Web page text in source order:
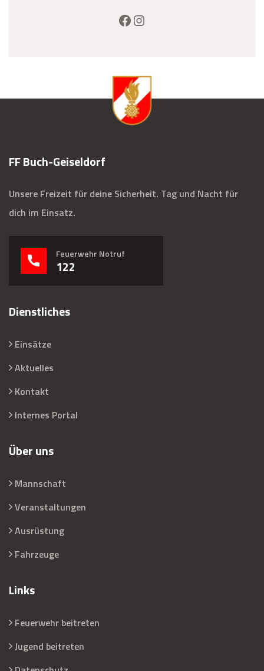
FF Buch-Geiseldorf
Unsere Freizeit für deine Sicherheit. Tag und Nacht für
dich im Einsatz.
Feuerwehr Notruf
122
Dienstliches
Einsätze
Aktuelles
Kontakt
Internes Portal
Über uns
Mannschaft
Veranstaltungen
Ausrüstung
Fahrzeuge
Links
Feuerwehr beitreten
Jugend beitreten